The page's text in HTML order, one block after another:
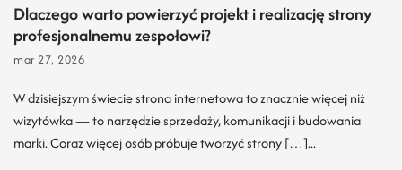
Dlaczego warto powierzyć projekt i realizację strony
profesjonalnemu zespołowi?
mar 27, 2026
W dzisiejszym świecie strona internetowa to znacznie więcej niż
wizytówka — to narzędzie sprzedaży, komunikacji i budowania
marki. Coraz więcej osób próbuje tworzyć strony […]...